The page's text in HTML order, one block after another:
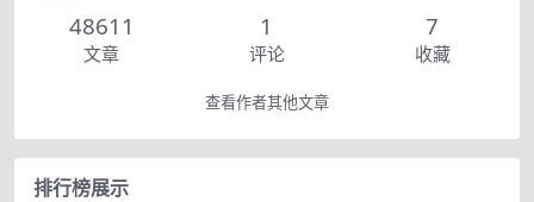
48611
文章
1
评论
7
收藏
查看作者其他文章
排行榜展示